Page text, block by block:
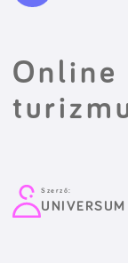
Online
Szerző:
UNIVERSUM